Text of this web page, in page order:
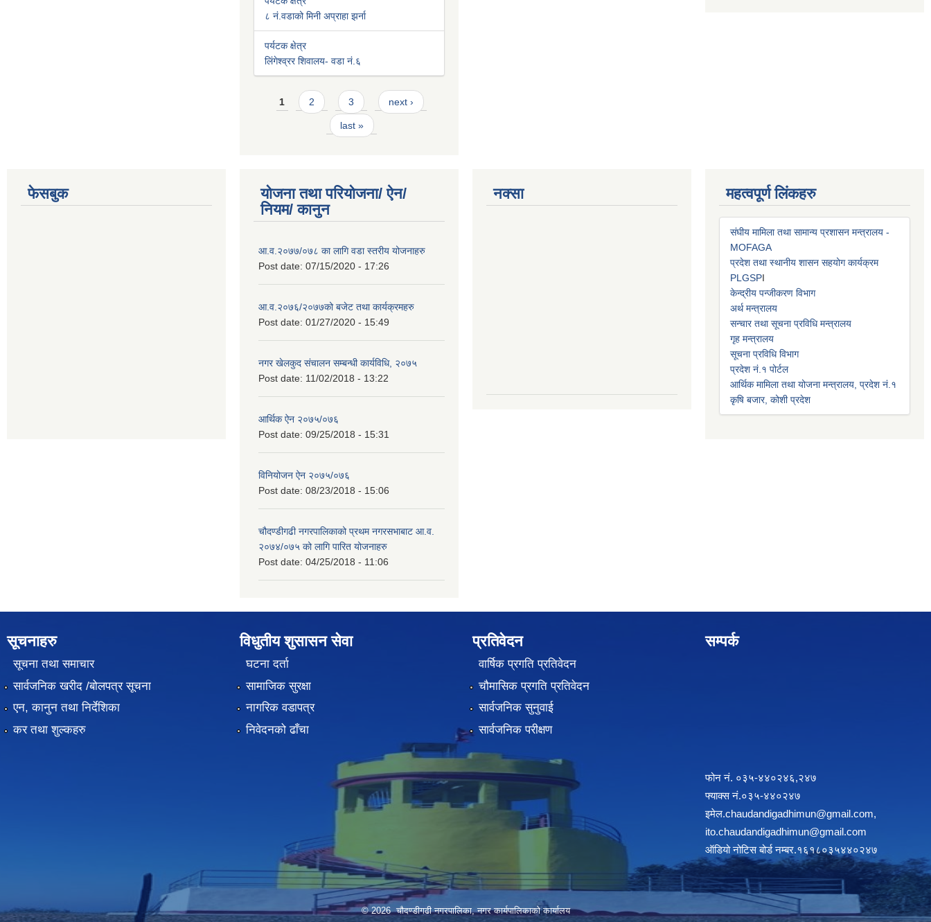
८ नं.वडाको मिनी अप्राहा झर्ना
पर्यटक क्षेत्र
लिंगेश्व्रर शिवालय- वडा नं.६
Pages
1 2 3 next ›
last »
फेसबुक
योजना तथा परियोजना/ ऐन/
नियम/ कानुन
आ.व.२०७७/०७८ का लागि वडा स्तरीय योजनाहरु
Post date: 07/15/2020 - 17:26
आ.व.२०७६/२०७७को बजेट तथा कार्यक्रमहरु
Post date: 01/27/2020 - 15:49
नगर खेलकुद संचालन सम्बन्धी कार्यविधि, २०७५
Post date: 11/02/2018 - 13:22
आर्थिक ऐन २०७५/०७६
Post date: 09/25/2018 - 15:31
विनियोजन ऐन २०७५/०७६
Post date: 08/23/2018 - 15:06
चौदण्डीगढी नगरपालिकाको प्रथम नगरसभाबाट आ.व.
२०७४/०७५ को लागि पारित योजनाहरु
Post date: 04/25/2018 - 11:06
नक्सा महत्वपूर्ण लिंकहरु
संघीय मामिला तथा सामान्य प्रशासन मन्त्रालय -
MOFAGA
प्रदेश तथा स्थानीय शासन सहयोग कार्यक्रम
PLGSPI
केन्द्रीय पन्जीकरण विभाग
अर्थ मन्त्रालय
सन्चार तथा सूचना प्रविधि मन्त्रालय
गृह मन्त्रालय
सूचना प्रविधि विभाग
प्रदेश नं.१ पोर्टल
आर्थिक मामिला तथा योजना मन्त्रालय, प्रदेश नं.१
कृषि बजार, कोशी प्रदेश
सूचनाहरु
सूचना तथा समाचार
सार्वजनिक खरीद /बोलपत्र सूचना
एन, कानुन तथा निर्देशिका
कर तथा शुल्कहरु
विधुतीय शुसासन सेवा
घटना दर्ता
सामाजिक सुरक्षा
नागरिक वडापत्र
निवेदनको ढाँचा
प्रतिवेदन
वार्षिक प्रगति प्रतिवेदन
चौमासिक प्रगति प्रतिवेदन
सार्वजनिक सुनुवाई
सार्वजनिक परीक्षण
सम्पर्क
फोन नं. ०३५-४४०२४६,२४७
फ्याक्स नं.०३५-४४०२४७
इमेल.chaudandigadhimun@gmail.com,
ito.chaudandigadhimun@gmail.com
ऑडियो नोटिस बोर्ड नम्बर.१६१८०३५४४०२४७
© 2026 चौदण्डीगढी नगरपालिका, नगर कार्यपालिकाको कार्यालय